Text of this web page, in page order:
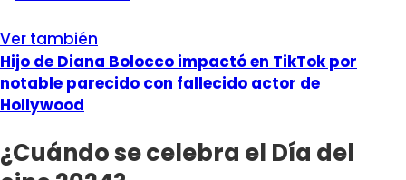
Ver también
Hijo de Diana Bolocco impactó en TikTok por
notable parecido con fallecido actor de
Hollywood
¿Cuándo se celebra el Día del